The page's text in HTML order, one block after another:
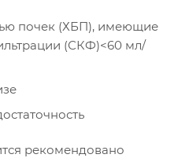
почек (ХБП), имеющие
(СКФ)<60 мл/
рекомендовано